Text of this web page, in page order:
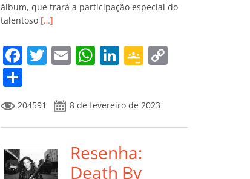
álbum, que trará a participação especial do
talentoso […]
F
e
b
o
o
T
itt
er
E
l
W
s
A
p
p
Li
e
dI
n
G
gl
e Li
o
m
p
ar
til
204591 8 de fevereiro de 2023
Resenha:
Death By